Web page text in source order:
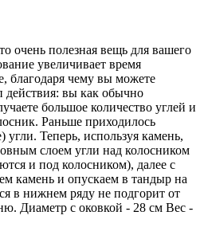
очень полезная вещь для вашего
увеличивает время
благодаря чему вы можете
действия: вы как обычно
большое количество углей и
Раньше приходилось
угли. Теперь, используя камень,
слоем угли над колосником
и под колосником), далее с
камень и опускаем в тандыр на
в нижнем ряду не подгорит от
Диаметр с оковкой - 28 см Вес -